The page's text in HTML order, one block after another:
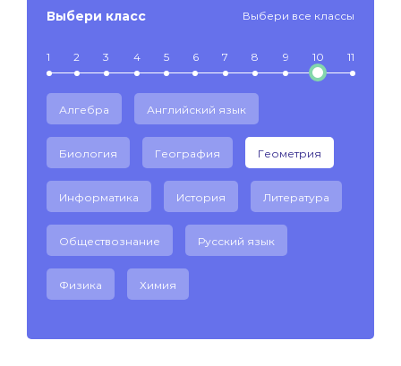
Выбери класс Выбери все классы
1 2 3 4 5 6 7 8 9 10 11
Алгебра Английский язык
Биология География Геометрия
Информатика История Литература
Обществознание Русский язык
Физика Химия